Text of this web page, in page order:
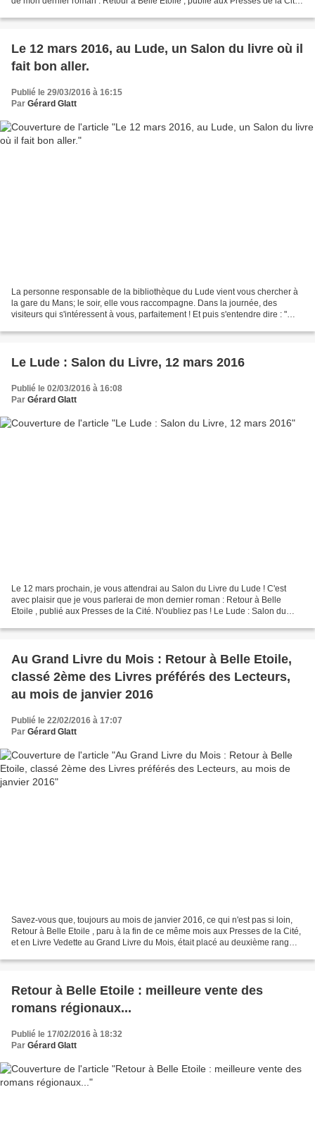
Le 12 mars 2016, au Lude, un Salon du livre où il
fait bon aller.
Publié le 29/03/2016 à 16:15
Par Gérard Glatt
La personne responsable de la bibliothèque du Lude vient vous chercher à
la gare du Mans; le soir, elle vous raccompagne. Dans la journée, des
visiteurs qui s'intéressent à vous, parfaitement ! Et puis s'entendre dire : "
Le Lude : Salon du Livre, 12 mars 2016
Publié le 02/03/2016 à 16:08
Par Gérard Glatt
Le 12 mars prochain, je vous attendrai au Salon du Livre du Lude ! C'est
avec plaisir que je vous parlerai de mon dernier roman : Retour à Belle
Etoile , publié aux Presses de la Cité. N'oubliez pas ! Le Lude : Salon du
Au Grand Livre du Mois : Retour à Belle Etoile,
classé 2ème des Livres préférés des Lecteurs,
au mois de janvier 2016
Publié le 22/02/2016 à 17:07
Par Gérard Glatt
Savez-vous que, toujours au mois de janvier 2016, ce qui n'est pas si loin,
Retour à Belle Etoile , paru à la fin de ce même mois aux Presses de la Cité,
et en Livre Vedette au Grand Livre du Mois, était placé au deuxième rang
Retour à Belle Etoile : meilleure vente des
romans régionaux...
Publié le 17/02/2016 à 18:32
Par Gérard Glatt